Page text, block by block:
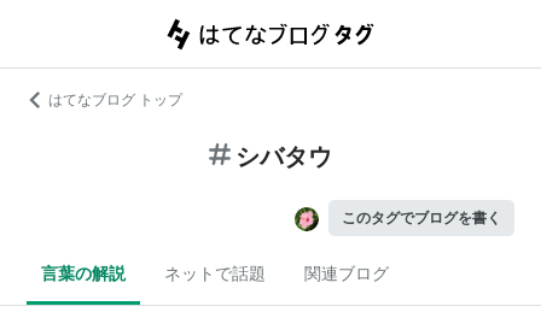
はてなブログ トップ
シバタウ
このタグでブログを書く
言葉の解説 ネットで話題 関連ブログ